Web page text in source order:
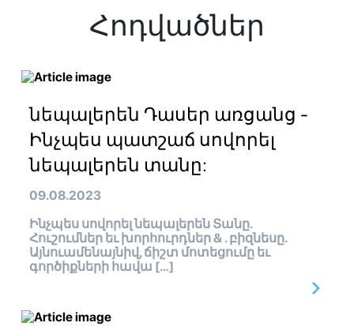
Հոդվածներ
նեպալերեն Դասեր առցանց -
Ինչպես պատշաճ սովորել
նեպալերեն տանը:
09.08.2023
Ինչպես սովորել նեպալերեն Տանը.
Հուշումներ եւ խորհուրդներ & . բիզնեսը.
Այնուամենայնիվ, ճիշտ մոտեցումը եւ
գործիքների հավա […]